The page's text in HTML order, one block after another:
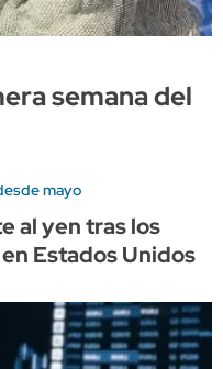
semana del
mayo
al yen tras los
Estados Unidos